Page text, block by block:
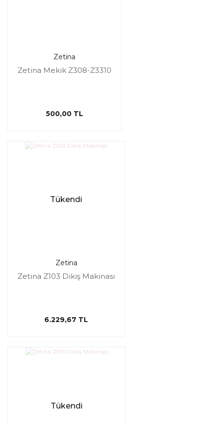
Zetina
Zetina Mekik Z308-Z3310
500,00 TL
Tükendi
Zetina
Zetina Z103 Dikiş Makinası
6.229,67 TL
Tükendi